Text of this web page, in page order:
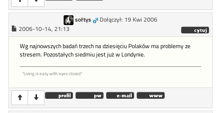
sołtys
Dołączył: 19 Kwi 2006
2006-10-14, 21:13
Wg najnowszych badań trzech na dziesięciu Polaków ma problemy ze
stresem. Pozostałych siedmiu jest już w Londynie.
"Living is easy with eyes closed"